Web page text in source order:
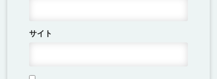
サイト